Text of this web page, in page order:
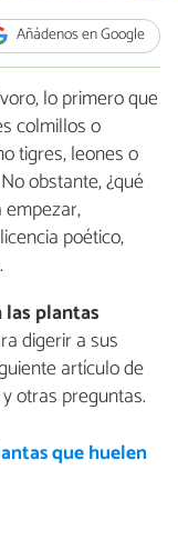
Añádenos en Google
lo primero que
colmillos o
tigres, leones o
obstante, ¿qué
poético,
plantas
digerir a sus
artículo de
otras preguntas.
que huelen